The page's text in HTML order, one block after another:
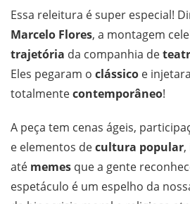
Essa releitura é super especial!
Marcelo Flores, a montagem
trajetória da companhia de
Eles pegaram o clássico e
totalmentecontemporâneo!
A peça tem cenas ágeis,
e elementos decultura popular
até memes que a gente
espetáculo é um espelho da